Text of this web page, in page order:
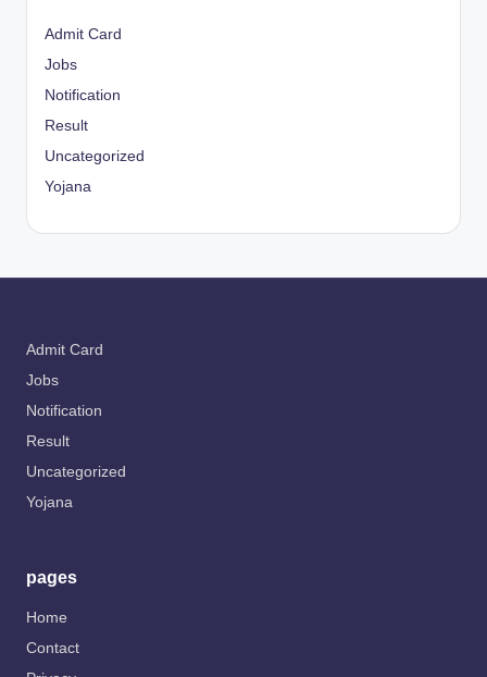
Admit Card
Jobs
Notification
Result
Uncategorized
Yojana
Admit Card
Jobs
Notification
Result
Uncategorized
Yojana
pages
Home
Contact